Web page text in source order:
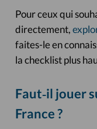
Pour ceux qui
directement,
faites-le en
la checklist plus
Faut‑il jouer
France ?